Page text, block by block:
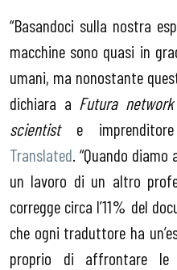
“Basandoci sulla nostra
macchine sono quasi in
umani, ma nonostante
dichiara a Futura network
scientiste imprenditore
Translated. “Quando
un lavoro di un altro
corregge circa l’11% del
che ogni traduttore ha
proprio di affrontare le